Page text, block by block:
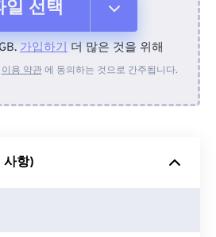
일 선택
에서
드라이브에서
가입하기 더 많은 것을 위해
이용 약관에 동의하는 것으로 간주됩니다.
사항)